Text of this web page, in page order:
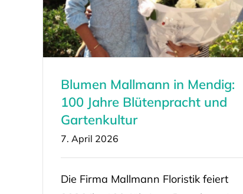
Blumen Mallmann in Mendig:
100 Jahre Blütenpracht und
Gartenkultur
7. April 2026
Die Firma Mallmann Floristik feiert